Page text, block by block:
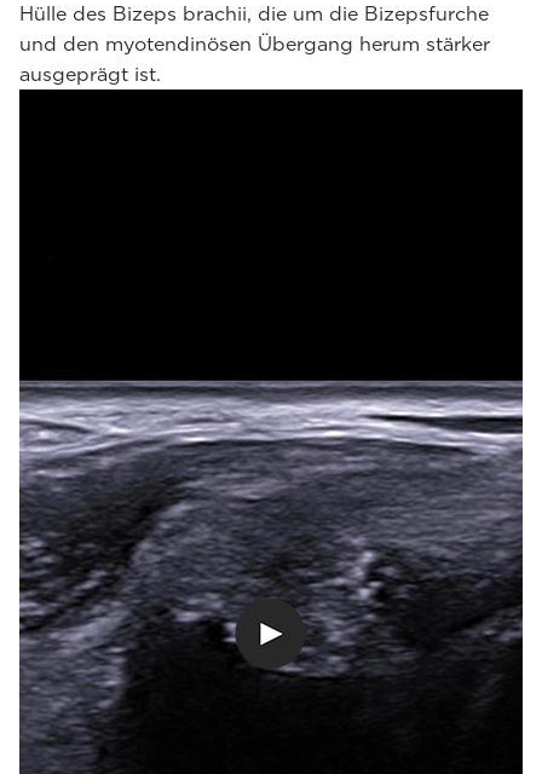
Hülle des Bizeps brachii, die um die Bizepsfurche
und den myotendinösen Übergang herum stärker
ausgeprägt ist.